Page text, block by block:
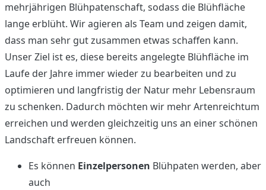
mehrjährigen Blühpatenschaft, sodass die Blühfläche
lange erblüht. Wir agieren als Team und zeigen damit,
dass man sehr gut zusammen etwas schaffen kann.
Unser Ziel ist es, diese bereits angelegte Blühfläche im
Laufe der Jahre immer wieder zu bearbeiten und zu
optimieren und langfristig der Natur mehr Lebensraum
zu schenken. Dadurch möchten wir mehr Artenreichtum
erreichen und werden gleichzeitig uns an einer schönen
Landschaft erfreuen können.
Es können Einzelpersonen Blühpaten werden, aber
auch